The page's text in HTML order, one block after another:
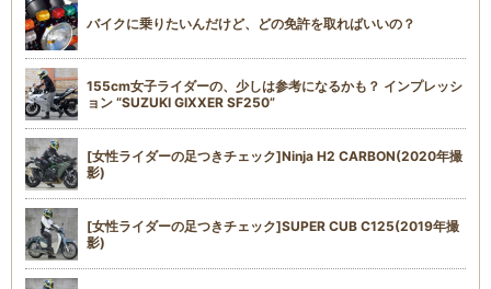
バイクに乗りたいんだけど、どの免許を取ればいいの？
155cm女子ライダーの、少しは参考になるかも？ インプレッシ
ョン “SUZUKI GIXXER SF250”
[女性ライダーの足つきチェック]Ninja H2 CARBON(2020年撮
影)
[女性ライダーの足つきチェック]SUPER CUB C125(2019年撮
影)